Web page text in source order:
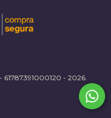
61787391000120 - 2026.